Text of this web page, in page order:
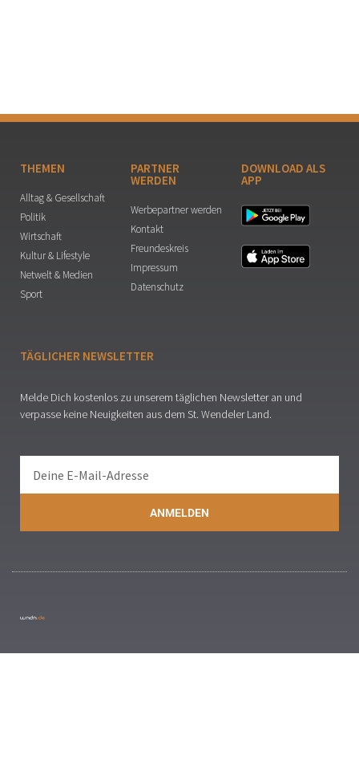
THEMEN
Alltag & Gesellschaft
Politik
Wirtschaft
Kultur & Lifestyle
Netwelt & Medien
Sport
PARTNER
WERDEN
Werbepartner werden
Kontakt
Freundeskreis
Impressum
Datenschutz
DOWNLOAD ALS
APP
TÄGLICHER NEWSLETTER
Melde Dich kostenlos zu unserem täglichen Newsletter an und
verpasse keine Neuigkeiten aus dem St. Wendeler Land.
ANMELDEN